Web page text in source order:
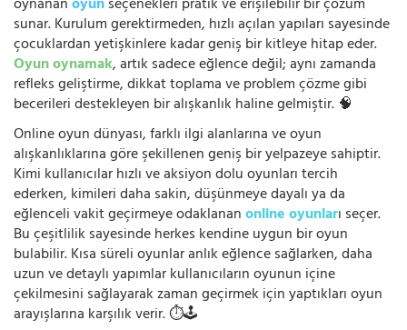
sunar. Kurulum gerektirmeden, hızlı açılan yapıları sayesinde
çocuklardan yetişkinlere kadar geniş bir kitleye hitap eder.
Oyun oynamak, artık sadece eğlence değil; aynı zamanda
refleks geliştirme, dikkat toplama ve problem çözme gibi
becerileri destekleyen bir alışkanlık haline gelmiştir. 🧠
Online oyun dünyası, farklı ilgi alanlarına ve oyun
alışkanlıklarına göre şekillenen geniş bir yelpazeye sahiptir.
Kimi kullanıcılar hızlı ve aksiyon dolu oyunları tercih
ederken, kimileri daha sakin, düşünmeye dayalı ya da
eğlenceli vakit geçirmeye odaklananonline oyunları seçer.
Bu çeşitlilik sayesinde herkes kendine uygun bir oyun
bulabilir. Kısa süreli oyunlar anlık eğlence sağlarken, daha
uzun ve detaylı yapımlar kullanıcıların oyunun içine
çekilmesini sağlayarak zaman geçirmek için yaptıkları oyun
arayışlarına karşılık verir. ⏱️🕹️